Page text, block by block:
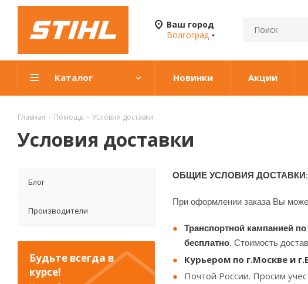
Ваш город
Волгоград
Каталог Новинки Акции
Главная - Помощь - Условия доставки
Условия доставки
ОБЩИЕ УСЛОВИЯ ДОСТАВКИ:
При оформлении заказа Вы
Транспортной кампанией
бесплатно. Стоимость
Курьером по г.Москве и
Почтой России. Просим
Блог
Производители
Будьте всегда в
курсе!